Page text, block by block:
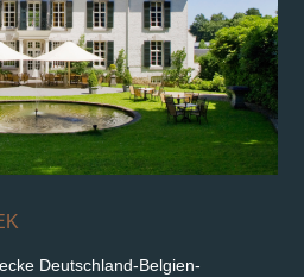
Deutschland-Belgien-